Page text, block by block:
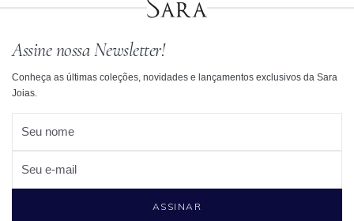
Assine nossa Newsletter!
Conheça as últimas coleções, novidades e lançamentos exclusivos da Sara
Joias.
Seu nome
Seu e-mail
ASSINAR